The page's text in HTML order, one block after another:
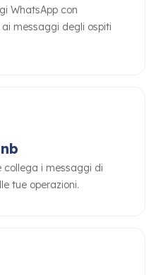
WhatsApp con
messaggi degli ospiti
collega i messaggi di
tue operazioni.